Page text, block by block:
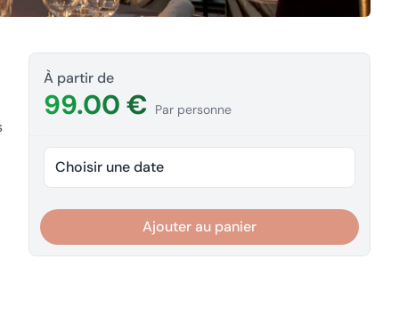
À partir de
99.00 € Par personne
Choisir une date
Ajouter au panier